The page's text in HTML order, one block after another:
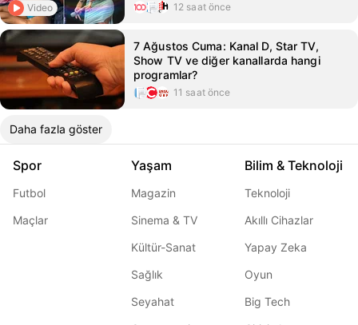
Video 12 saat önce
7 Ağustos Cuma: Kanal D, Star TV,
Show TV ve diğer kanallarda hangi
programlar?
11 saat önce
Daha fazla göster
Spor
Futbol
Maçlar
Yaşam
Magazin
Sinema & TV
Kültür-Sanat
Sağlık
Seyahat
Bilim & Teknoloji
Teknoloji
Akıllı Cihazlar
Yapay Zeka
Oyun
Big Tech